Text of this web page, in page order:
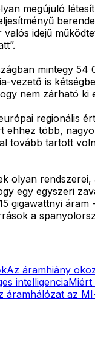
megújuló
idejű
mintegy
vezető is
nem zárható
regionális
ehhez több,
tovább tartott
olyan
egy egyszeri
gigawattnyi
a
Az áramhiány
intelligenciaMiért
áramhálózat az